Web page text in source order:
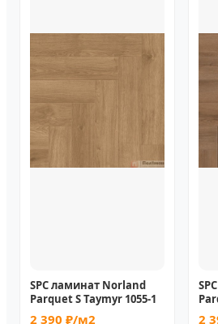
SPC ламинат Norland
Parquet S Taymyr 1055-1
2 390 ₽/м2 2